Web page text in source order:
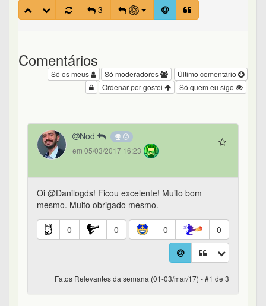
3
Comentários
Último comentário
Só moderadores
Só os meus
Só quem eu sigo
Ordenar por gostei
Nod
em 05/03/2017 16:23
Oi @Danilogds! Ficou excelente! Muito bom
mesmo. Muito obrigado mesmo.
0 0 0 0
Fatos Relevantes da semana (01-03/mar/17) - #1 de 3